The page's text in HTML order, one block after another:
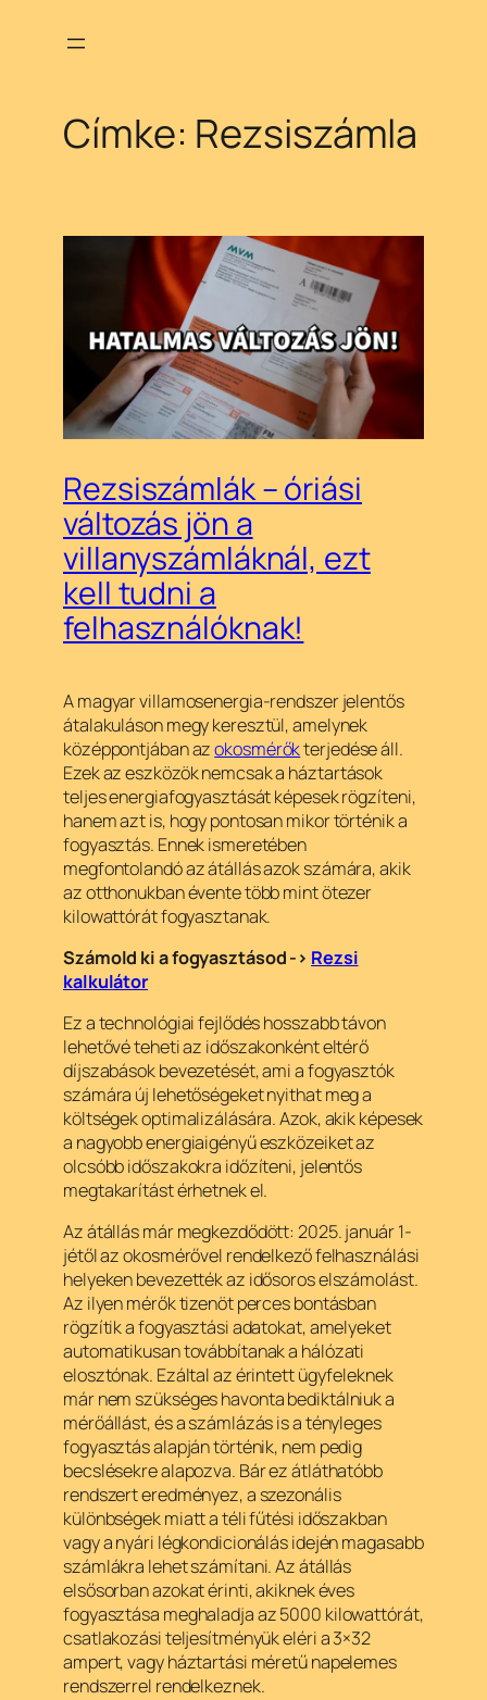
Címke: Rezsiszámla
Rezsiszámlák – óriási
változás jön a
villanyszámláknál, ezt
kell tudni a
felhasználóknak!
A magyar villamosenergia-rendszer jelentős
átalakuláson megy keresztül, amelynek
középpontjában azokosmérőkterjedése áll.
Ezek az eszközök nemcsak a háztartások
teljes energiafogyasztását képesek rögzíteni,
hanem azt is, hogy pontosan mikor történik a
fogyasztás. Ennek ismeretében
megfontolandó az átállás azok számára, akik
az otthonukban évente több mint ötezer
kilowattórát fogyasztanak.
Számold ki a fogyasztásod -> Rezsi
kalkulátor
Ez a technológiai fejlődés hosszabb távon
lehetővé teheti az időszakonként eltérő
díjszabások bevezetését, ami a fogyasztók
számára új lehetőségeket nyithat meg a
költségek optimalizálására. Azok, akik képesek
a nagyobb energiaigényű eszközeiket az
olcsóbb időszakokra időzíteni, jelentős
megtakarítást érhetnek el.
Az átállás már megkezdődött: 2025. január 1-
jétől az okosmérővel rendelkező felhasználási
helyeken bevezették az idősoros elszámolást.
Az ilyen mérők tizenöt perces bontásban
rögzítik a fogyasztási adatokat, amelyeket
automatikusan továbbítanak a hálózati
elosztónak. Ezáltal az érintett ügyfeleknek
már nem szükséges havonta bediktálniuk a
mérőállást, és a számlázás is a tényleges
fogyasztás alapján történik, nem pedig
becslésekre alapozva. Bár ez átláthatóbb
rendszert eredményez, a szezonális
különbségek miatt a téli fűtési időszakban
vagy a nyári légkondicionálás idején magasabb
számlákra lehet számítani. Az átállás
elsősorban azokat érinti, akiknek éves
fogyasztása meghaladja az 5000 kilowattórát,
csatlakozási teljesítményük eléri a 3×32
ampert, vagy háztartási méretű napelemes
rendszerrel rendelkeznek.